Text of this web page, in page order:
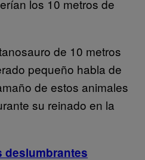
los 10 metros de
de 10 metros
pequeño habla de
de estos animales
su reinado en la
deslumbrantes